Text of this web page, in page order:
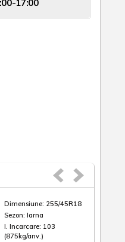
17:00
Dimensiune: 255/45R18
Sezon:Iarna
I. Incarcare: 103
(875kg/anv.)